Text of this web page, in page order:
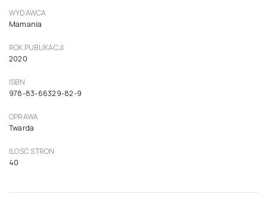
WYDAWCA
Mamania
ROK PUBLIKACJI
2020
ISBN
978-83-66329-82-9
OPRAWA
Twarda
ILOŚĆ STRON
40